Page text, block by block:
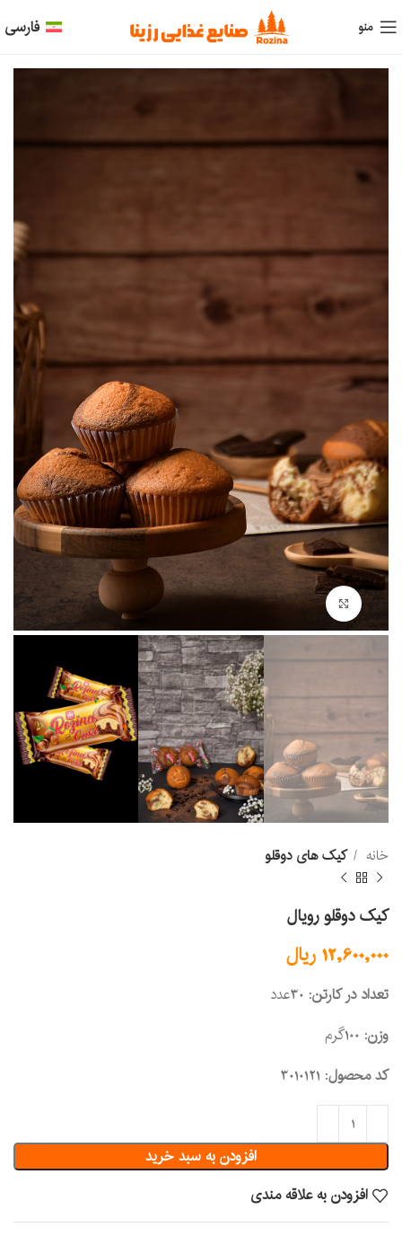
منو فارسی
بزرگنمایی تصویر
خانه کیک های دوقلو
کیک دوقلو رویال
12,600,000 ریال
تعداد در کارتن: 30عدد
وزن: 100گرم
کد محصول: 3010121
افزودن به سبد خرید
افزودن به علاقه مندی